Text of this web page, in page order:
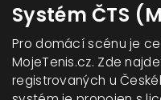
Systém ČTS
Pro domácí scénu je
MojeTenis.cz. Zde
registrovaných u